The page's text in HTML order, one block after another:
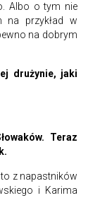
Albo o tym nie
na przykład w
na dobrym
drużynie, jaki
Teraz
z napastników
i Karima